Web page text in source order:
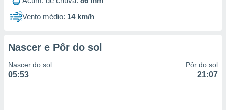
Vento médio: 14 km/h
Nascer e Pôr do sol
Nascer do sol
05:53
Pôr do sol
21:07